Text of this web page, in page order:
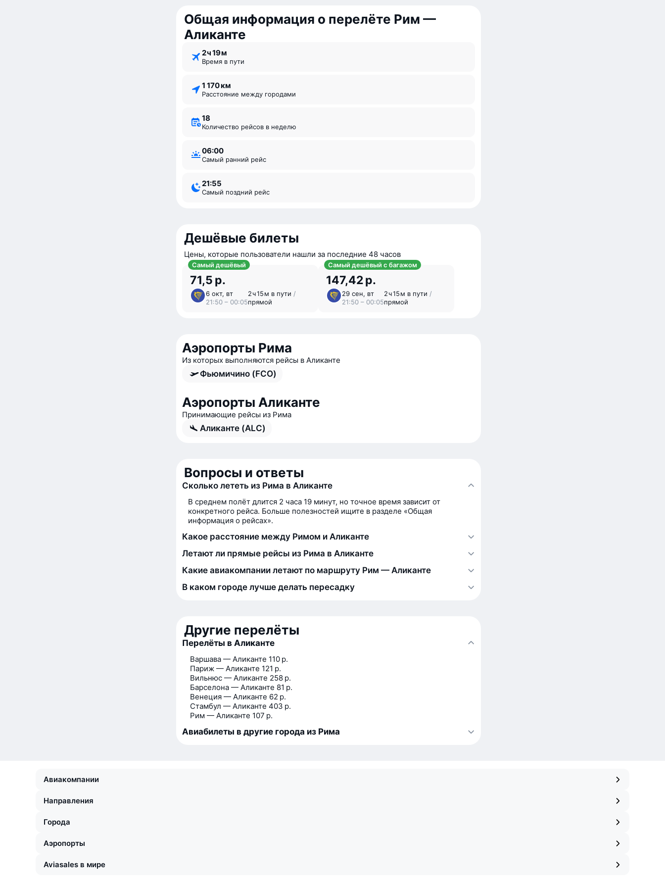
Общая информация о перелёте Рим —
Аликанте
2 ⁠ч 19 ⁠м
Время в пути
1 170 км
Расстояние между городами
18
Количество рейсов в неделю
06:00
Самый ранний рейс
21:55
Самый поздний рейс
Дешёвые билеты
Цены, которые пользователи нашли за последние 48 часов
Самый дешёвый
71,5 р.
6 окт, вт
21:50 – 00:05
2 ⁠ч 15 ⁠м в пути /
прямой
Самый дешёвый с багажом
147,42 р.
29 сен, вт
21:50 – 00:05
2 ⁠ч 15 ⁠м в пути /
прямой
Аэропорты Рима
Из которых выполняются рейсы в Аликанте
Фьюмичино (FCO)
Аэропорты Аликанте
Принимающие рейсы из Рима
Аликанте (ALC)
Вопросы и ответы
Сколько лететь из Рима в Аликанте
В среднем полёт длится 2 часа 19 минут, но точное время зависит от
конкретного рейса. Больше полезностей ищите в разделе «Общая
информация о рейсах».
Какое расстояние между Римом и Аликанте
Летают ли прямые рейсы из Рима в Аликанте
Какие авиакомпании летают по маршруту Рим — Аликанте
В каком городе лучше делать пересадку
Другие перелёты
Перелёты в Аликанте
Варшава — Аликанте 110 р.
Париж — Аликанте 121 р.
Вильнюс — Аликанте 258 р.
Барселона — Аликанте 81 р.
Венеция — Аликанте 62 р.
Стамбул — Аликанте 403 р.
Рим — Аликанте 107 р.
Авиабилеты в другие города из Рима
Авиакомпании
Направления
Города
Аэропорты
Aviasales в мире